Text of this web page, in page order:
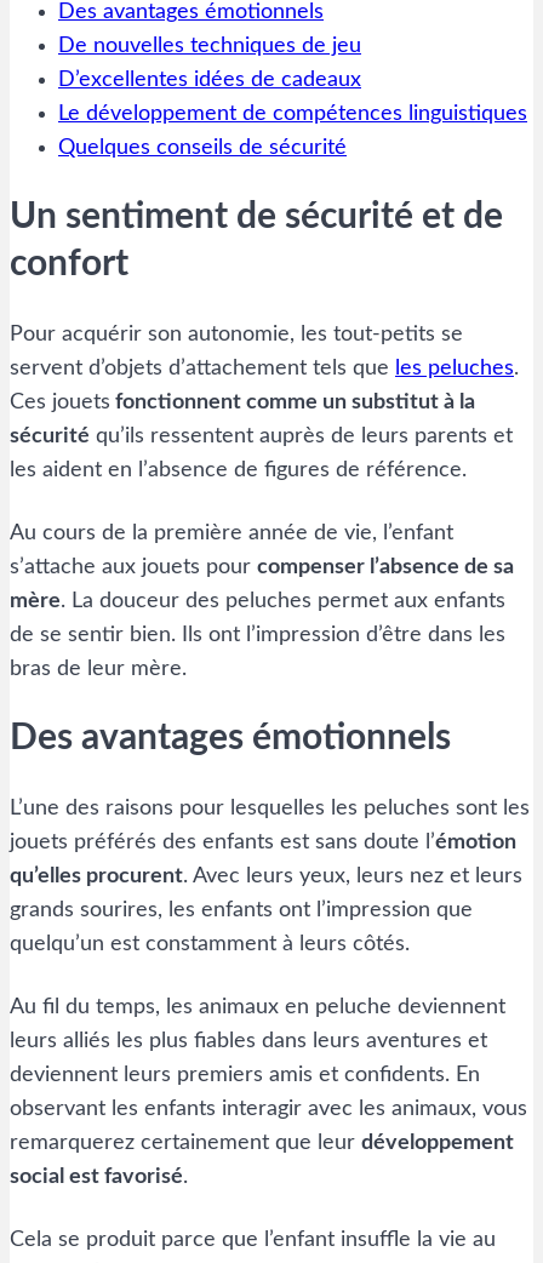
Des avantages émotionnels
De nouvelles techniques de jeu
D’excellentes idées de cadeaux
Le développement de compétences linguistiques
Quelques conseils de sécurité
Un sentiment de sécurité et de
confort
Pour acquérir son autonomie, les tout-petits se
servent d’objets d’attachement tels que les peluches.
Ces jouets fonctionnent comme un substitut à la
sécurité qu’ils ressentent auprès de leurs parents et
les aident en l’absence de figures de référence.
Au cours de la première année de vie, l’enfant
s’attache aux jouets pour compenser l’absence de sa
mère. La douceur des peluches permet aux enfants
de se sentir bien. Ils ont l’impression d’être dans les
bras de leur mère.
Des avantages émotionnels
L’une des raisons pour lesquelles les peluches sont les
jouets préférés des enfants est sans doute l’émotion
qu’elles procurent. Avec leurs yeux, leurs nez et leurs
grands sourires, les enfants ont l’impression que
quelqu’un est constamment à leurs côtés.
Au fil du temps, les animaux en peluche deviennent
leurs alliés les plus fiables dans leurs aventures et
deviennent leurs premiers amis et confidents. En
observant les enfants interagir avec les animaux, vous
remarquerez certainement que leur développement
social est favorisé.
Cela se produit parce que l’enfant insuffle la vie au